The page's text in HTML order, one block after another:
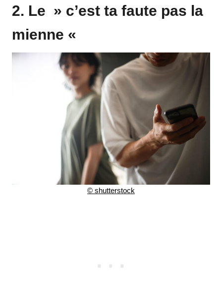
2. Le » c’est ta faute pas la
mienne «
© shutterstock